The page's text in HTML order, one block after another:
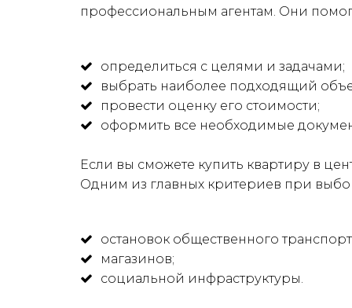
профессиональным агентам. Они
определиться с целями и задачами;
выбрать наиболее подходящий
провести оценку его стоимости;
оформить все необходимые
Если вы сможете купить квартиру в
Одним из главных критериев при
остановок общественного
магазинов;
социальной инфраструктуры.